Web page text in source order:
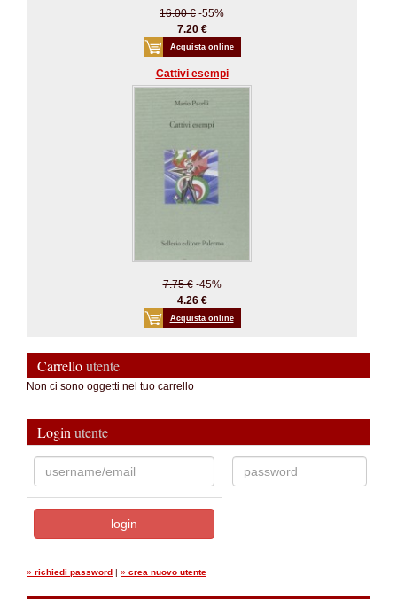
16.00 € -55%
7.20 €
Acquista online
Cattivi esempi
7.75 €-45%
4.26 €
Acquista online
Carrelloutente
Non ci sono oggetti nel tuo carrello
Login utente
» richiedi password | » crea nuovo utente